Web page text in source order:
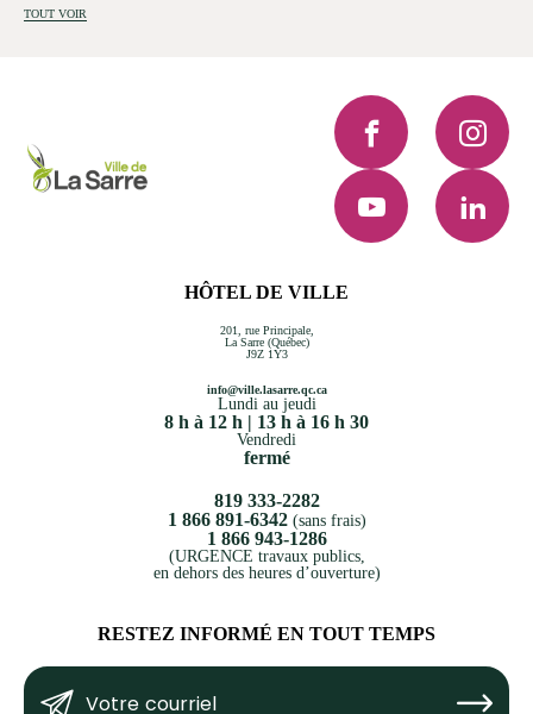
TOUT VOIR
HÔTEL DE VILLE
201, rue Principale,
La Sarre (Québec)
J9Z 1Y3
info@ville.lasarre.qc.ca
Lundi au jeudi
8 h à 12 h | 13 h à 16 h 30
Vendredi
fermé
819 333-2282
1 866 891-6342(sans frais)
1 866 943-1286
(URGENCE travaux publics,
en dehors des heures d’ouverture)
RESTEZ INFORMÉ EN TOUT TEMPS
Votre
Submit
Facebook
YouTube